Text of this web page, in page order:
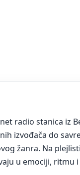
radio stanica iz
izvođača do
žanra. Na
u emociji,